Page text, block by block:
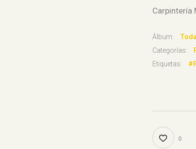
Carpintería
Álbum:
Categorías:
Etiquetas:
0